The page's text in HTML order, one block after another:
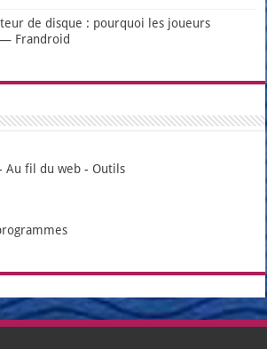
de disque : pourquoi les joueurs
Frandroid
Au fil du web - Outils